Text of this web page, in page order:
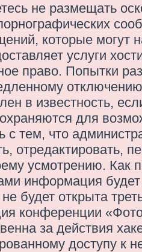
не размещать
которые могут
услуги
право. Попытки
в известность,
для
с тем, что
отредактировать,
усмотрению. Как
информация
будет открыта
конференции
за действия
доступу к